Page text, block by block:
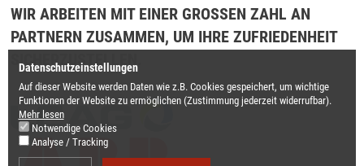
WIR ARBEITEN MIT EINER GROSSEN ZAHL AN P
ARTNERN ZUSAMMEN, UM IHRE ZUFRIEDENHEIT S
ICHERZUSTELLEN.
Datenschutzeinstellungen
Auf dieser Website werden Daten wie z.B. Cookies gespeichert, um wichtige
Funktionen der Website zu ermöglichen (Zustimmung jederzeit widerrufbar).
Mehr lesen
Notwendige Cookies
Analyse / Tracking